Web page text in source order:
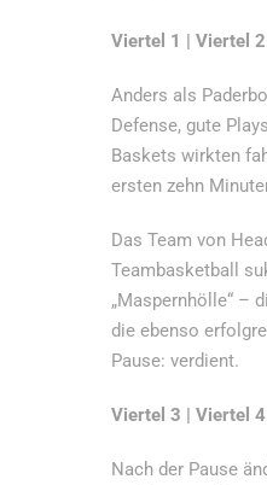
Viertel 1 | Viertel 2
Anders als
Defense, gute
Baskets wirkten
ersten zehn
Das Team von
Teambasketball
„Maspernhölle“ –
die ebenso
Pause: verdient.
Viertel 3 | Viertel 4
Nach der Pause